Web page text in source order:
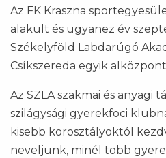
Az FK Kraszna
alakult és ugyanez év
Székelyföld Labdarúgó
Csíkszereda egyik
Az SZLA szakmai és anyagi
szilágysági gyerekfoci
kisebb korosztályoktól
neveljünk, minél több